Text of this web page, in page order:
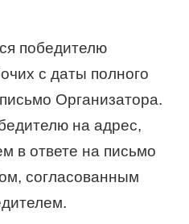
победителю
с даты полного
Организатора.
на адрес,
в ответе на письмо
согласованным